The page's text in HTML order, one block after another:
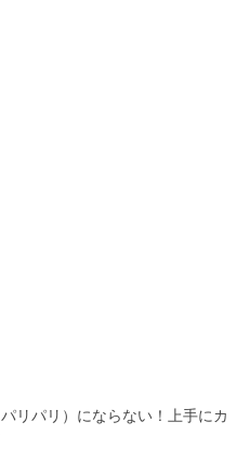
リパリ）にならない！上手にカ